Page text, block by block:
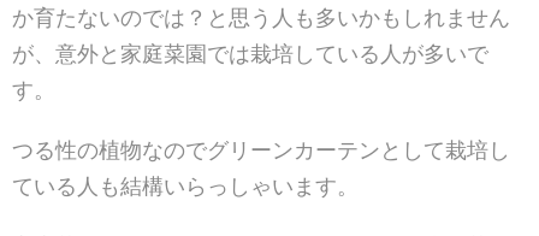
か育たないのでは？と思う人も多いかもしれません
が、意外と家庭菜園では栽培している人が多いで
す。
つる性の植物なのでグリーンカーテンとして栽培し
ている人も結構いらっしゃいます。